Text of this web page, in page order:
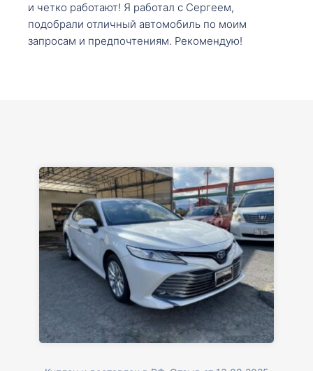
и четко работают! Я работал с Сергеем,
подобрали отличный автомобиль по моим
запросам и предпочтениям. Рекомендую!